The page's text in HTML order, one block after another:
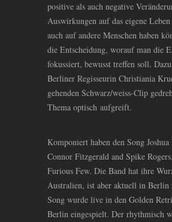
positive als auch negative
Auswirkungen auf das eigene
auch auf andere Menschen haben
die Entscheidung, worauf man die
fokussiert, bewusst treffen soll.
Berliner Regisseurin Christiania
gehenden Schwarz/weiss-Clip
Thema optisch aufgreift.
Komponiert haben den Song
Connor Fitzgerald and Spike
Furious Few. Die Band hat ihre
Australien, ist aber aktuell in Berlin
Song wurde live in den Golden
Berlin eingespielt. Der rhythmisch